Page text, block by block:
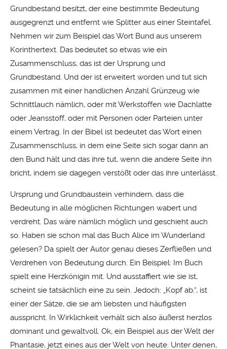
Grundbestand besitzt, der eine bestimmte Bedeutung
ausgegrenzt und entfernt wie Splitter aus einer Steintafel.
Nehmen wir zum Beispiel das Wort Bund aus unserem
Korinthertext. Das bedeutet so etwas wie ein
Zusammenschluss, das ist der Ursprung und
Grundbestand. Und der ist erweitert worden und tut sich
zusammen mit einer handlichen Anzahl Grünzeug wie
Schnittlauch nämlich, oder mit Werkstoffen wie Dachlatte
oder Jeansstoff, oder mit Personen oder Parteien unter
einem Vertrag. In der Bibel ist bedeutet das Wort einen
Zusammenschluss, in dem eine Seite sich sogar dann an
den Bund hält und das ihre tut, wenn die andere Seite ihn
bricht, indem sie dagegen verstößt oder das ihre unterlässt.
Ursprung und Grundbaustein verhindern, dass die
Bedeutung in alle möglichen Richtungen wabert und
verdreht. Das wäre nämlich möglich und geschieht auch
so. Haben sie schon mal das Buch Alice im Wunderland
gelesen? Da spielt der Autor genau dieses Zerfließen und
Verdrehen von Bedeutung durch. Ein Beispiel: Im Buch
spielt eine Herzkönigin mit. Und ausstaffiert wie sie ist,
scheint sie tatsächlich eine zu sein. Jedoch: „Kopf ab.“, ist
einer der Sätze, die sie am liebsten und häufigsten
ausspricht. In Wirklichkeit verhält sich also äußerst herzlos
dominant und gewaltvoll. Ok, ein Beispiel aus der Welt der
Phantasie, jetzt eines aus der Welt von heute: Unter denen,